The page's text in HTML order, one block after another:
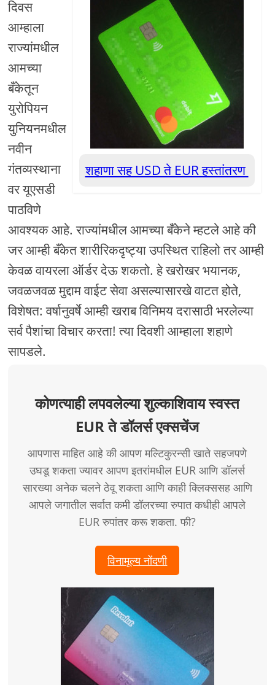
शहाणा सह USD ते EUR हस्तांतरण
दिवस
आम्हाला
राज्यांमधील
आमच्या
बँकेतून
युरोपियन
युनियनमधील
नवीन
गंतव्यस्थाना
वर यूएसडी
पाठविणे
आवश्यक आहे. राज्यांमधील आमच्या बँकेने म्हटले आहे की
जर आम्ही बँकेत शारीरिकदृष्ट्या उपस्थित राहिलो तर आम्ही
केवळ वायरला ऑर्डर देऊ शकतो. हे खरोखर भयानक,
जवळजवळ मुद्दाम वाईट सेवा असल्यासारखे वाटत होते,
विशेषत: वर्षानुवर्षे आम्ही खराब विनिमय दरासाठी भरलेल्या
सर्व पैशांचा विचार करता! त्या दिवशी आम्हाला शहाणे
सापडले.
कोणत्याही लपवलेल्या शुल्काशिवाय स्वस्त
EUR ते डॉलर्स एक्सचेंज
आपणास माहित आहे की आपण मल्टिकुरन्सी खाते सहजपणे
उघडू शकता ज्यावर आपण इतरांमधील EUR आणि डॉलर्स
सारख्या अनेक चलने ठेवू शकता आणि काही क्लिक्ससह आणि
आपले जगातील सर्वात कमी डॉलरच्या रुपात कधीही आपले
EUR रुपांतर करू शकता. फी?
विनामूल्य नोंदणी